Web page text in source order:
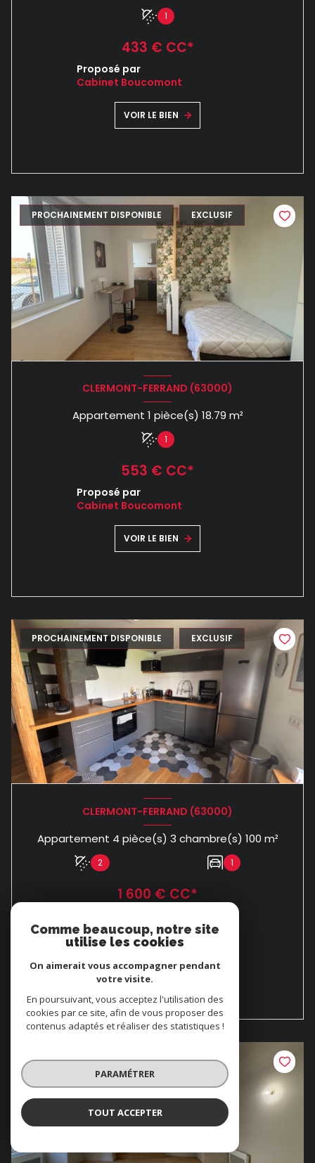
1
433 € CC*
Proposé par
Cabinet Boucomont
VOIR LE BIEN
PROCHAINEMENT DISPONIBLE EXCLUSIF
CLERMONT-FERRAND (63000)
Appartement 1 pièce(s) 18.79 m²
1
553 € CC*
Proposé par
Cabinet Boucomont
VOIR LE BIEN
PROCHAINEMENT DISPONIBLE EXCLUSIF
CLERMONT-FERRAND (63000)
Appartement 4 pièce(s) 3 chambre(s) 100 m²
2 1
1 600 € CC*
Cabinet Boucomont
VOIR LE BIEN
Comme beaucoup, notre site
utilise les cookies
On aimerait vous accompagner pendant
votre visite.
En poursuivant, vous acceptez l'utilisation des
cookies par ce site, afin de vous proposer des
contenus adaptés et réaliser des statistiques !
PARAMÉTRER
TOUT ACCEPTER